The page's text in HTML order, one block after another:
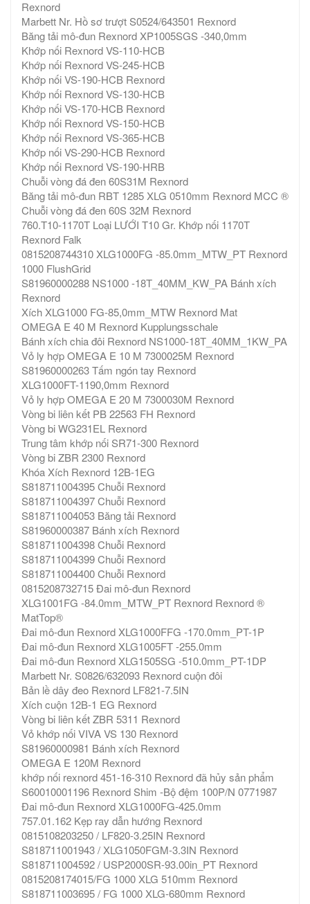
Rexnord
Marbett Nr. Hồ sơ trượt S0524/643501 Rexnord
Băng tải mô-đun Rexnord XP1005SGS -340,0mm
Khớp nối Rexnord VS-110-HCB
Khớp nối Rexnord VS-245-HCB
Khớp nối VS-190-HCB Rexnord
Khớp nối Rexnord VS-130-HCB
Khớp nối VS-170-HCB Rexnord
Khớp nối Rexnord VS-150-HCB
Khớp nối Rexnord VS-365-HCB
Khớp nối VS-290-HCB Rexnord
Khớp nối Rexnord VS-190-HRB
Chuỗi vòng đá đen 60S31M Rexnord
Băng tải mô-đun RBT 1285 XLG 0510mm Rexnord MCC ®
Chuỗi vòng đá đen 60S 32M Rexnord
760.T10-1170T Loại LƯỚI T10 Gr. Khớp nối 1170T
Rexnord Falk
0815208744310 XLG1000FG -85.0mm_MTW_PT Rexnord
1000 FlushGrid
S81960000288 NS1000 -18T_40MM_KW_PA Bánh xích
Rexnord
Xích XLG1000 FG-85,0mm_MTW Rexnord Mat
OMEGA E 40 M Rexnord Kupplungsschale
Bánh xích chia đôi Rexnord NS1000-18T_40MM_1KW_PA
Vỏ ly hợp OMEGA E 10 M 7300025M Rexnord
S81960000263 Tấm ngón tay Rexnord
XLG1000FT-1190,0mm Rexnord
Vỏ ly hợp OMEGA E 20 M 7300030M Rexnord
Vòng bi liên kết PB 22563 FH Rexnord
Vòng bi WG231EL Rexnord
Trung tâm khớp nối SR71-300 Rexnord
Vòng bi ZBR 2300 Rexnord
Khóa Xích Rexnord 12B-1EG
S818711004395 Chuỗi Rexnord
S818711004397 Chuỗi Rexnord
S818711004053 Băng tải Rexnord
S81960000387 Bánh xích Rexnord
S818711004398 Chuỗi Rexnord
S818711004399 Chuỗi Rexnord
S818711004400 Chuỗi Rexnord
0815208732715 Đai mô-đun Rexnord
XLG1001FG -84.0mm_MTW_PT Rexnord Rexnord ®
MatTop®
Đai mô-đun Rexnord XLG1000FFG -170.0mm_PT-1P
Đai mô-đun Rexnord XLG1005FT -255.0mm
Đai mô-đun Rexnord XLG1505SG -510.0mm_PT-1DP
Marbett Nr. S0826/632093 Rexnord cuộn đôi
Bản lề dây đeo Rexnord LF821-7.5IN
Xích cuộn 12B-1 EG Rexnord
Vòng bi liên kết ZBR 5311 Rexnord
Vỏ khớp nối VIVA VS 130 Rexnord
S81960000981 Bánh xích Rexnord
OMEGA E 120M Rexnord
khớp nối rexnord 451-16-310 Rexnord đã hủy sản phẩm
S60010001196 Rexnord Shim -Bộ đệm 100P/N 0771987
Đai mô-đun Rexnord XLG1000FG-425.0mm
757.01.162 Kẹp ray dẫn hướng Rexnord
0815108203250 / LF820-3.25IN Rexnord
S818711001943 / XLG1050FGM-3.3IN Rexnord
S818711004592 / USP2000SR-93.00in_PT Rexnord
0815208174015/FG 1000 XLG 510mm Rexnord
S818711003695 / FG 1000 XLG-680mm Rexnord